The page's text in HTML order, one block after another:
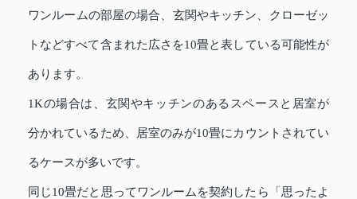
ワンルームの部屋の場合、玄関やキッチン、クローゼッ
トなどすべて含まれた広さを10畳と表している可能性が
あります。
1Kの場合は、玄関やキッチンのあるスペースと居室が
分かれているため、居室のみが10畳にカウントされてい
るケースが多いです。
同じ10畳だと思ってワンルームを契約したら「思ったよ